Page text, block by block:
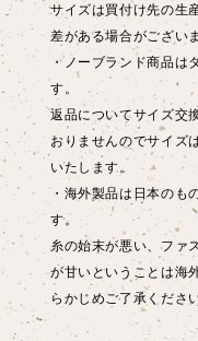
サイズは買付け先の生
差がある場合がござい
・ノーブランド商品は
す。
返品についてサイズ交
おりませんのでサイズ
いたします。
・海外製品は日本のも
す。
糸の始末が悪い、ファ
が甘いということは海
らかじめご了承くださ